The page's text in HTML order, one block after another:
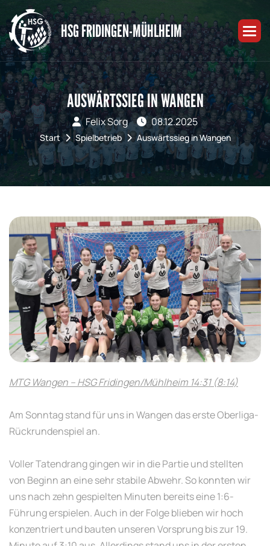
HSG FRIDINGEN-MÜHLHEIM
AUSWÄRTSSIEG IN WANGEN
Felix Sorg 08.12.2025
Start Spielbetrieb Auswärtssieg in Wangen
MTG Wangen – HSG Fridingen/Mühlheim 14:31 (8:14)
Am Sonntag stand für uns in Wangen das erste Oberliga-
Rückrundenspiel an.
Voller Tatendrang gingen wir in die Partie und stellten
von Beginn an eine sehr stabile Abwehr. So konnten wir
uns nach zehn gespielten Minuten bereits eine 1:6-
Führung erspielen. Auch in der Folge blieben wir hoch
konzentriert und bauten unseren Vorsprung bis zur 19.